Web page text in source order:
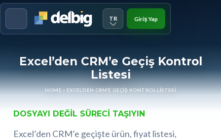
TR Giriş Yap
Excel’den CRM’e Geçiş Kontrol
Listesi
HOME » EXCEL’DEN CRM’E GEÇIŞ KONTROL LISTESI
DOSYAYI DEĞIL SÜRECI TAŞIYIN
Excel’den CRM’e geçişte ürün, fiyat listesi,